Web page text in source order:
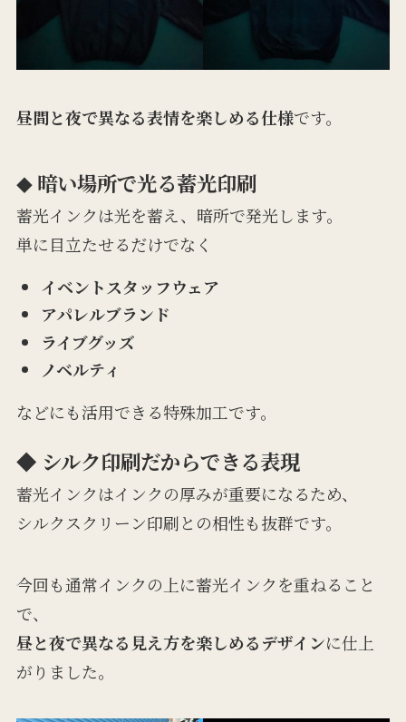
昼間と夜で異なる表情を楽しめる仕様です。
◆ 暗い場所で光る蓄光印刷
蓄光インクは光を蓄え、暗所で発光します。
単に目立たせるだけでなく
イベントスタッフウェア
アパレルブランド
ライブグッズ
ノベルティ
などにも活用できる特殊加工です。
◆ シルク印刷だからできる表現
蓄光インクはインクの厚みが重要になるため、
シルクスクリーン印刷との相性も抜群です。
今回も通常インクの上に蓄光インクを重ねること
で、
昼と夜で異なる見え方を楽しめるデザインに仕上
がりました。